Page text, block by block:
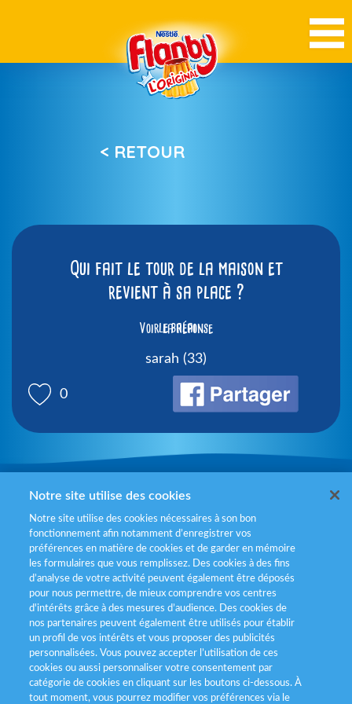
< RETOUR
Qui fait le tour de la maison et
revient à sa place ?
Voir la réponse
le balai
0
sarah (33)
Mentions légales
Politiques de gestion des cookies
Politique données personnelles
Services consommateurs
Déclaration d’accessibilité
Notre site utilise des cookies
Notre site utilise des cookies nécessaires à son bon
fonctionnement afin notamment d’enregistrer vos
préférences en matière de cookies et de garder en mémoire
les formulaires que vous remplissez. Des cookies à des fins
d’analyse de votre activité peuvent également être déposés
pour nous permettre, de mieux comprendre vos centres
d'intérêts grâce à des mesures d’audience. Des cookies de
nos partenaires peuvent également être utilisés pour établir
un profil de vos intérêts et vous proposer des publicités
personnalisées. Vous pouvez accepter l’utilisation de ces
cookies ou aussi personnaliser votre consentement par
catégorie de cookies en cliquant sur les boutons ci-dessous. À
tout moment, vous pourrez modifier vos préférences via le